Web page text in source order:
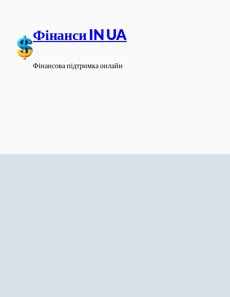
вмісту
Фінанси IN UA
Фінансова підтримка онлайн